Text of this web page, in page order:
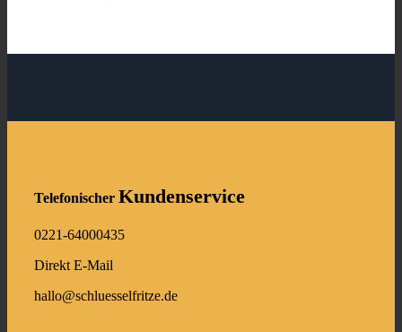
Telefonischer Kundenservice
0221-64000435
Direkt E-Mail
hallo@schluesselfritze.de